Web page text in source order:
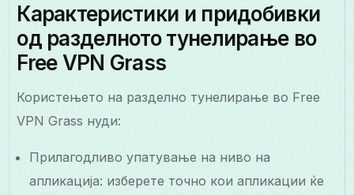
Карактеристики и придобивки
од разделното тунелирање во
Free VPN Grass
Користењето на разделно тунелирање во Free
VPN Grass нуди:
Прилагодливо упатување на ниво на
апликација: изберете точно кои апликации ќе